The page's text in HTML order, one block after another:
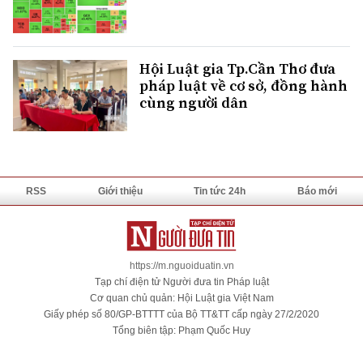
Hội Luật gia Tp.Cần Thơ đưa
pháp luật về cơ sở, đồng hành
cùng người dân
RSS Giới thiệu Tin tức 24h Báo mới
https://m.nguoiduatin.vn
Tạp chí điện tử Người đưa tin Pháp luật
Cơ quan chủ quản: Hội Luật gia Việt Nam
Giấy phép số 80/GP-BTTTT của Bộ TT&TT cấp ngày 27/2/2020
Tổng biên tập: Phạm Quốc Huy